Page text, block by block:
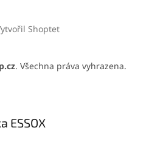
Shoptet
. Všechna práva vyhrazena.
ESSOX